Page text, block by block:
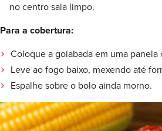
no centro saia limpo.
Para a cobertura:
Coloque a goiabada em uma
Leve ao fogo baixo, mexendo até
Espalhe sobre o bolo ainda morno.